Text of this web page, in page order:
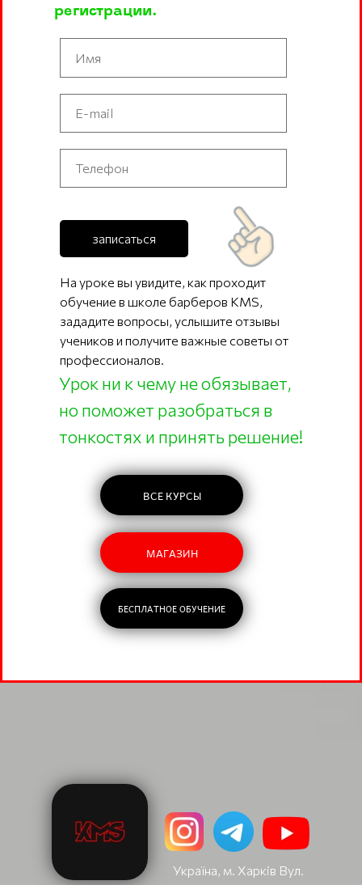
БЕСПЛАТНОЕ ОБУЧЕНИЕ
ВСЕ КУРСЫ
МАГАЗИН
записаться
регистрации.
На уроке вы увидите, как проходит
обучение в школе барберов KMS,
зададите вопросы, услышите отзывы
учеников и получите важные советы от
профессионалов.
Урок ни к чему не обязывает,
но поможет разобраться в
тонкостях и принять решение!
Україна, м. Харків Вул.